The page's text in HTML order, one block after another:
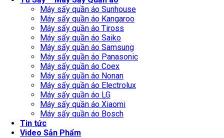
Máy sấy quần áo Sunhouse
Máy sấy quần áo Kangaroo
Máy sấy quần áo Tiross
Máy sấy quần áo Saiko
Máy sấy quần áo Samsung
Máy sấy quần áo Panasonic
Máy sấy quần áo Coex
Máy sấy quần áo Nonan
Máy sấy quần áo Electrolux
Máy sấy quần áo LG
Máy sấy quần áo Xiaomi
Máy sấy quần áo Bosch
Tin tức
Video Sản Phẩm